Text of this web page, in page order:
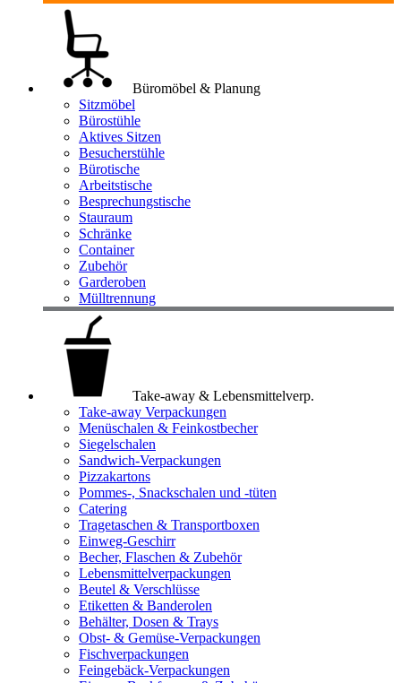
Büromöbel & Planung
Sitzmöbel
Bürostühle
Aktives Sitzen
Besucherstühle
Bürotische
Arbeitstische
Besprechungstische
Stauraum
Schränke
Container
Zubehör
Garderoben
Mülltrennung
Take-away & Lebensmittelverp.
Take-away Verpackungen
Menüschalen & Feinkostbecher
Siegelschalen
Sandwich-Verpackungen
Pizzakartons
Pommes-, Snackschalen und -tüten
Catering
Tragetaschen & Transportboxen
Einweg-Geschirr
Becher, Flaschen & Zubehör
Lebensmittelverpackungen
Beutel & Verschlüsse
Etiketten & Banderolen
Behälter, Dosen & Trays
Obst- & Gemüse-Verpackungen
Fischverpackungen
Feingebäck-Verpackungen